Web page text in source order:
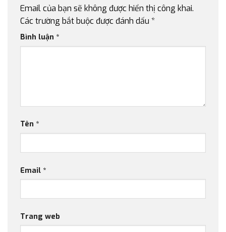
Email của bạn sẽ không được hiển thị công khai.
Các trường bắt buộc được đánh dấu *
Bình luận *
Tên *
Email *
Trang web